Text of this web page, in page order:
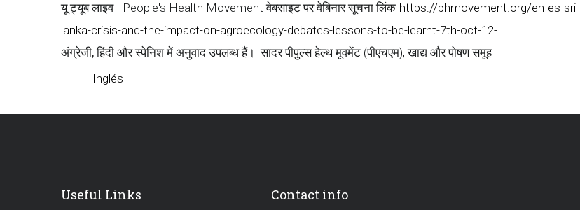
यू ट्यूब लाइव - People's Health Movement वेबसाइट पर वेबिनार सूचना लिंक-https://phmovement.org/en-es-sri-
lanka-crisis-and-the-impact-on-agroecology-debates-lessons-to-be-learnt-7th-oct-12-
अंग्रेजी,हिंदी और स्पेनिश में अनुवाद उपलब्ध हैं। सादर पीपुल्स हेल्थ मूवमेंट (पीएचएम), खाद्य और पोषण समूह
Inglés
Useful Links Contact info